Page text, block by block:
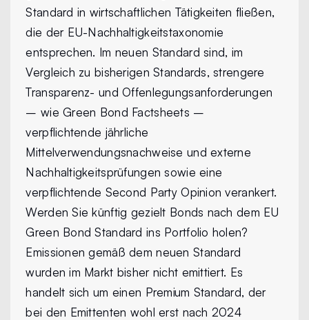
Standard in wirtschaftlichen Tätigkeiten fließen,
die der EU-Nachhaltigkeitstaxonomie
entsprechen. Im neuen Standard sind, im
Vergleich zu bisherigen Standards, strengere
Transparenz- und Offenlegungsanforderungen
– wie Green Bond Factsheets –
verpflichtende jährliche
Mittelverwendungsnachweise und externe
Nachhaltigkeitsprüfungen sowie eine
verpflichtende Second Party Opinion verankert.
Werden Sie künftig gezielt Bonds nach dem EU
Green Bond Standard ins Portfolio holen?
Emissionen gemäß dem neuen Standard
wurden im Markt bisher nicht emittiert. Es
handelt sich um einen Premium Standard, der
bei den Emittenten wohl erst nach 2024